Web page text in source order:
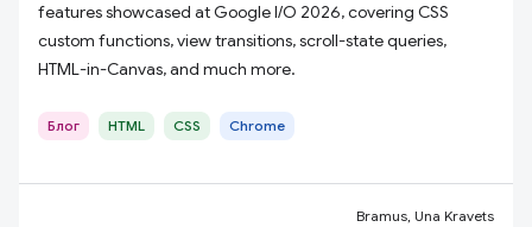
features showcased at Google I/O 2026, covering CSS
custom functions, view transitions, scroll-state queries,
HTML-in-Canvas, and much more.
Блог HTML CSS Chrome
Bramus, Una Kravets